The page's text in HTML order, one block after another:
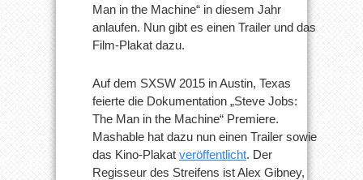
Plakat
veröffentlicht
Man in the Machine“ in diesem Jahr
anlaufen. Nun gibt es einen Trailer und das
Film-Plakat dazu.
Auf dem SXSW 2015 in Austin, Texas
feierte die Dokumentation „Steve Jobs:
The Man in the Machine“ Premiere.
Mashable hat dazu nun einen Trailer sowie
das Kino-Plakat veröffentlicht. Der
Regisseur des Streifens ist Alex Gibney,